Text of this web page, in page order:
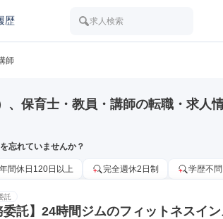
歴 求人検索
師
、保育士・教員・講師の転職・求人
忘れていませんか？
年間休日120日以上 完全週休2日制 学歴不問
託
委託】24時間ジムのフィットネスイ